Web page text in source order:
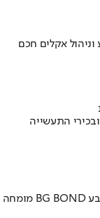
אקלים חכם
התעשייה